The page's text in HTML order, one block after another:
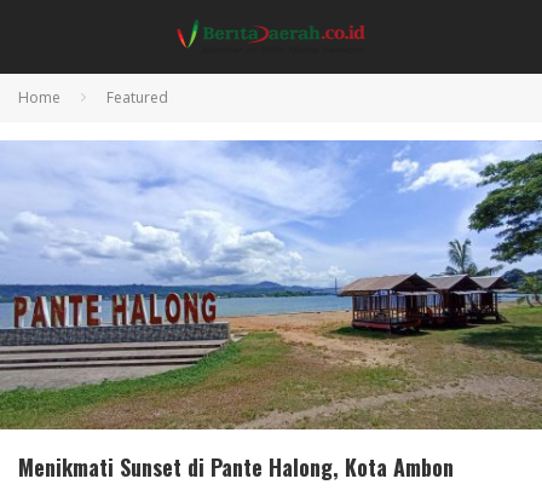
Home Featured
Menikmati Sunset di Pante Halong, Kota Ambon